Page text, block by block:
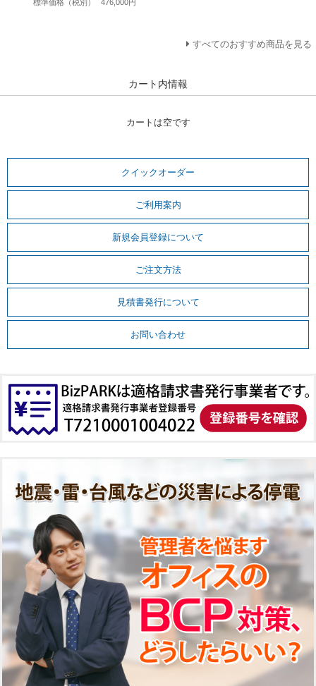
標準価格（税別） 476,000円
すべてのおすすめ商品を見る
カート内情報
カートは空です
クイックオーダー
ご利用案内
新規会員登録について
ご注文方法
見積書発行について
お問い合わせ